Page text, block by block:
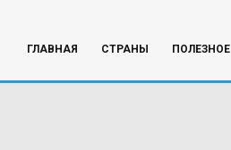
ГЛАВНАЯ СТРАНЫ ПОЛЕЗНОЕ